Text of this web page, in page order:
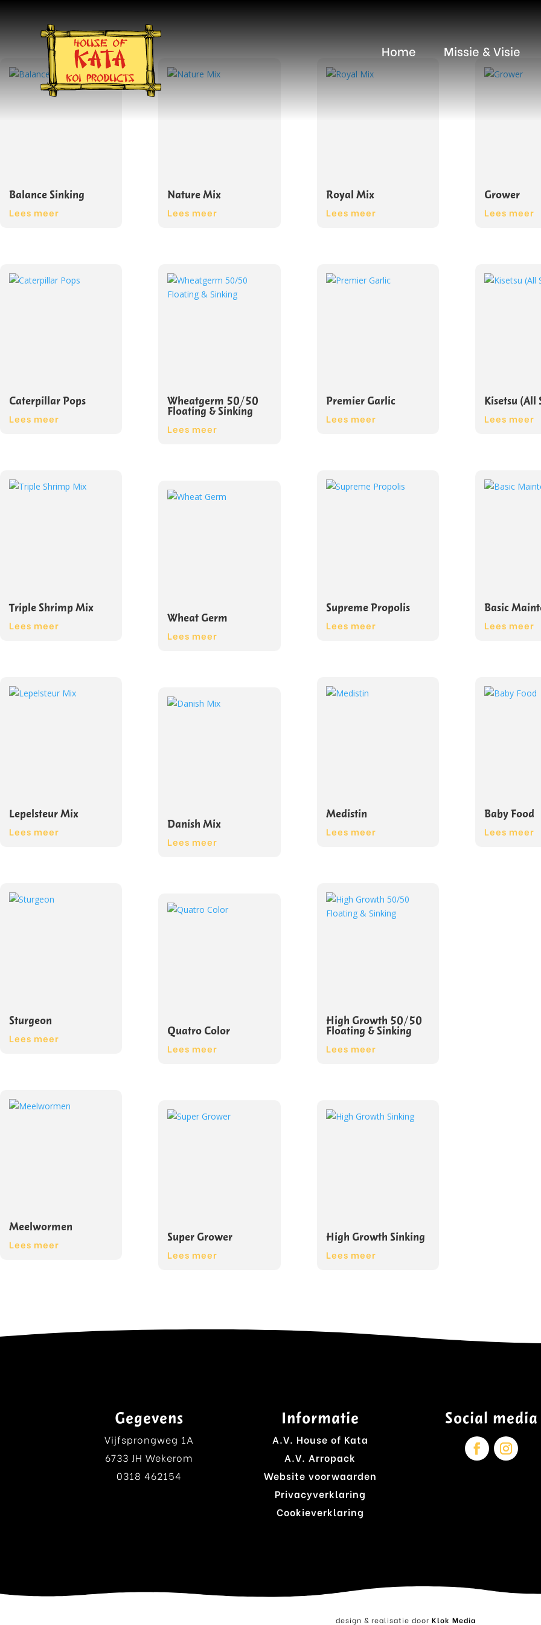
Home Missie & Visie
Balance Sinking
Lees meer
Caterpillar Pops
Lees meer
Triple Shrimp Mix
Lees meer
Lepelsteur Mix
Lees meer
Sturgeon
Lees meer
Meelwormen
Lees meer
Nature Mix
Lees meer
Wheatgerm 50/50
Floating & Sinking
Lees meer
Wheat Germ
Lees meer
Danish Mix
Lees meer
Quatro Color
Lees meer
Super Grower
Lees meer
Royal Mix
Lees meer
Premier Garlic
Lees meer
Supreme Propolis
Lees meer
Medistin
Lees meer
High Growth 50/50
Floating & Sinking
Lees meer
High Growth Sinking
Lees meer
Grower
Lees meer
Kisetsu (All
Lees meer
Basic
Lees meer
Baby Food
Lees meer
Gegevens
Vijfsprongweg 1A
6733 JH Wekerom
0318 462154
Informatie
A.V. House of Kata
A.V. Arropack
Website voorwaarden
Privacyverklaring
Cookieverklaring
Social media
design & realisatie door Klok Media